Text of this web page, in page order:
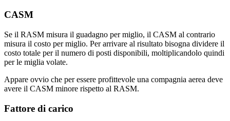
CASM
Se il RASM misura il guadagno per miglio, il CASM al contrario
misura il costo per miglio. Per arrivare al risultato bisogna dividere il
costo totale per il numero di posti disponibili, moltiplicandolo quindi
per le miglia volate.
Appare ovvio che per essere profittevole una compagnia aerea deve
avere il CASM minore rispetto al RASM.
Fattore di carico